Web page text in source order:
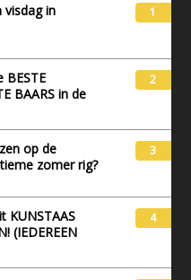
visdag in
1
BAARS in de
2
op de
zomer rig?
3
(IEDEREEN
4